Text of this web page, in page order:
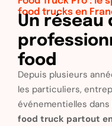
food trucks en
Un réseau
food
Depuis plusieurs
les particuliers,
événementielles
food truck partout